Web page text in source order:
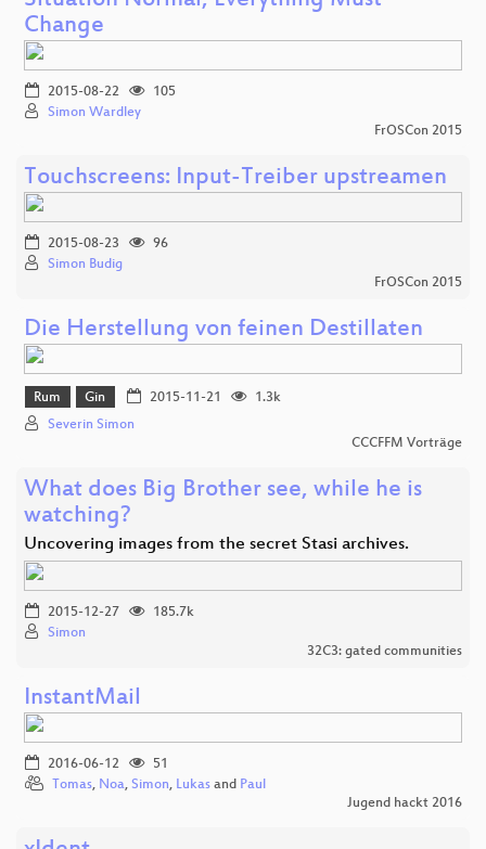
Change
2015-08-22
105
Simon Wardley
FrOSCon 2015
Touchscreens: Input-Treiber upstreamen
2015-08-23
96
Simon Budig
FrOSCon 2015
Die Herstellung von feinen Destillaten
Rum Gin 2015-11-21
1.3k
Severin Simon
CCCFFM Vorträge
What does Big Brother see, while he is
watching?
Uncovering images from the secret Stasi archives.
2015-12-27
185.7k
Simon
32C3: gated communities
InstantMail
2016-06-12
51
Tomas, Noa, Simon, Lukas and Paul
Jugend hackt 2016